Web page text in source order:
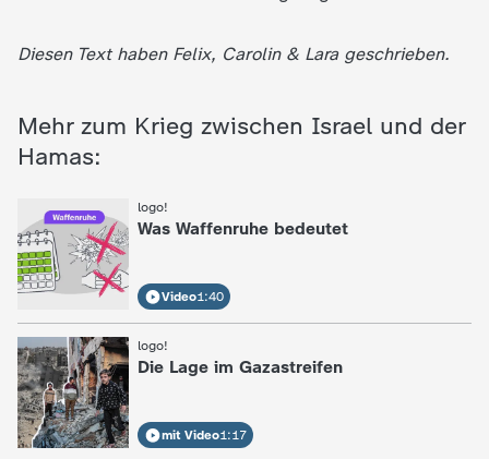
Diesen Text haben Felix, Carolin & Lara geschrieben.
Mehr zum Krieg zwischen Israel und der
Hamas:
logo!
Was Waffenruhe bedeutet
Video1:40
logo!
: Die Lage im Gazastreifen
mit Video1:17